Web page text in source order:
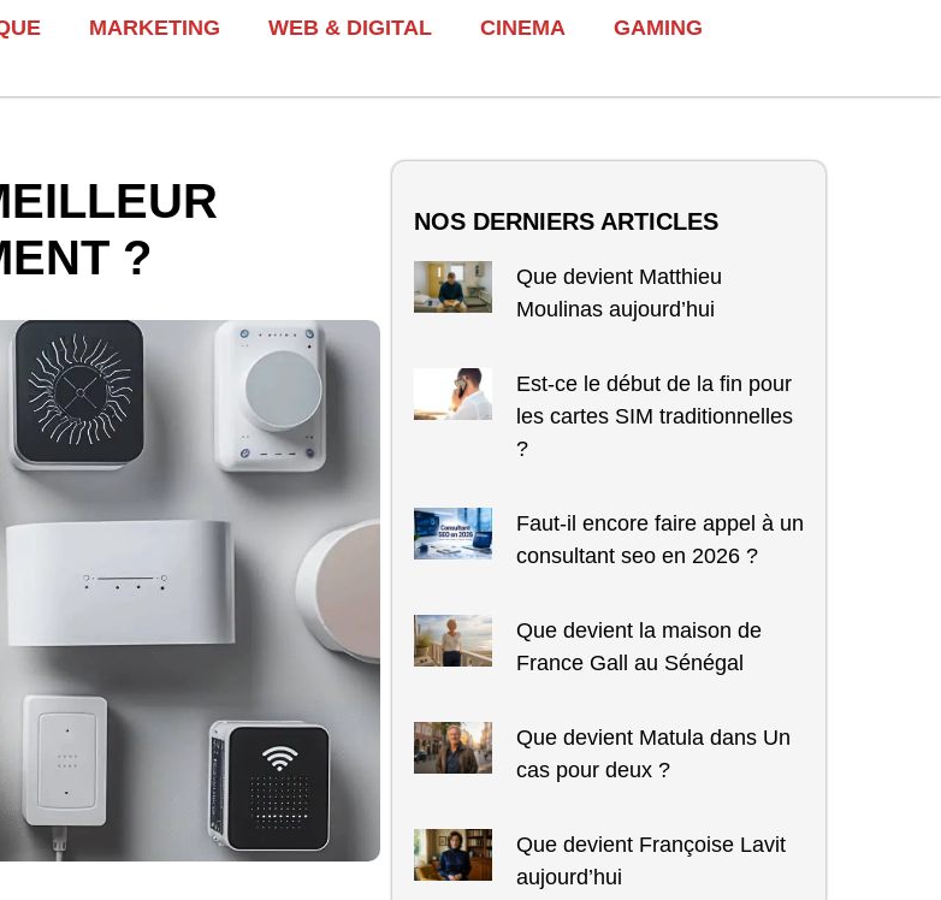
MARKETING WEB & DIGITAL CINEMA GAMING
?
NOS DERNIERS ARTICLES
Que devient Matthieu
Moulinas aujourd’hui
Est-ce le début de la fin pour
les cartes SIM traditionnelles
?
Faut-il encore faire appel à un
consultant seo en 2026 ?
Que devient la maison de
France Gall au Sénégal
Que devient Matula dans Un
cas pour deux ?
Que devient Françoise Lavit
aujourd’hui